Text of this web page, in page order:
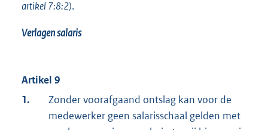
artikel 7:8:2).
Verlagen salaris
Artikel 9
1.
Zonder voorafgaand ontslag kan voor de
medewerker geen salarisschaal gelden met